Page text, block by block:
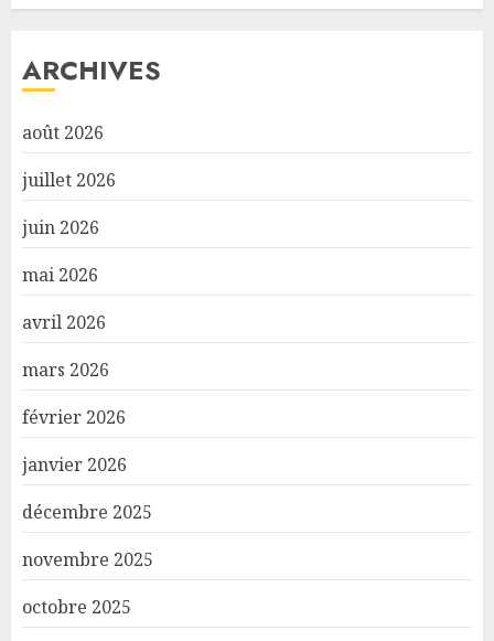
ARCHIVES
août 2026
juillet 2026
juin 2026
mai 2026
avril 2026
mars 2026
février 2026
janvier 2026
décembre 2025
novembre 2025
octobre 2025